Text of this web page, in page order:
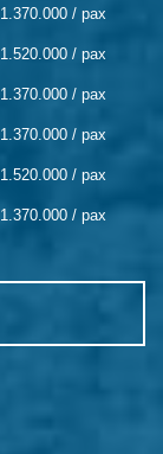
/ pax
/ pax
/ pax
/ pax
/ pax
/ pax